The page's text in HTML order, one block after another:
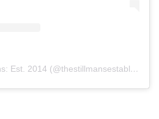
Objavu dijeli The Stillmans: Est. 2014 (@thestillmansestablished2014)